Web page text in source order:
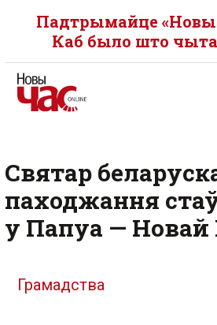
Падтрымайце «Новы
Каб было што
Святар
паходжання
у Папуа — Новай
Грамадства